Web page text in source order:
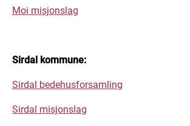
Moi misjonslag
Sirdal kommune:
Sirdal bedehusforsamling
Sirdal misjonslag